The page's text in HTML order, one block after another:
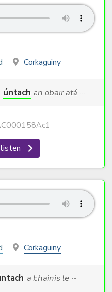
Corkaguiny
úntach an obair atá ···
Corkaguiny
a bhainis le ···